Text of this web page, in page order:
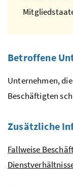
Betroffene
Unternehmen,
Beschäftigten
Zusätzliche
Fallweise